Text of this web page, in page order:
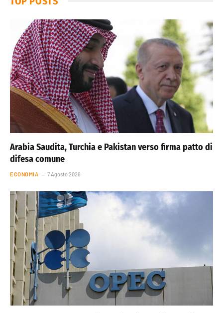
Arabia Saudita, Turchia e Pakistan verso firma patto di
difesa comune
ECONOMIA 7 Agosto 2026